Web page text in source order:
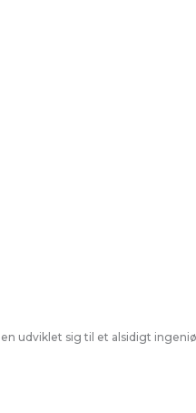
udviklet sig til et alsidigt